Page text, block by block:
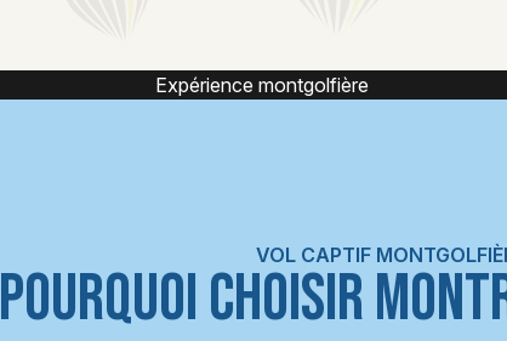
Montgolfière
VOL CAPTIF
POURQUOI CHOISIR